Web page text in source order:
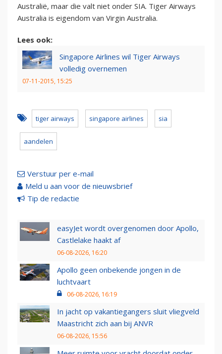
Australië, maar die valt niet onder SIA. Tiger Airways
Australia is eigendom van Virgin Australia.
Lees ook:
Singapore Airlines wil Tiger Airways
volledig overnemen
07-11-2015, 15:25
tiger airways singapore airlines sia
aandelen
Verstuur per e-mail
Meld u aan voor de nieuwsbrief
Tip de redactie
easyJet wordt overgenomen door Apollo,
Castlelake haakt af
06-08-2026, 16:20
Apollo geen onbekende jongen in de
luchtvaart
06-08-2026, 16:19
In jacht op vakantiegangers sluit vliegveld
Maastricht zich aan bij ANVR
06-08-2026, 15:56